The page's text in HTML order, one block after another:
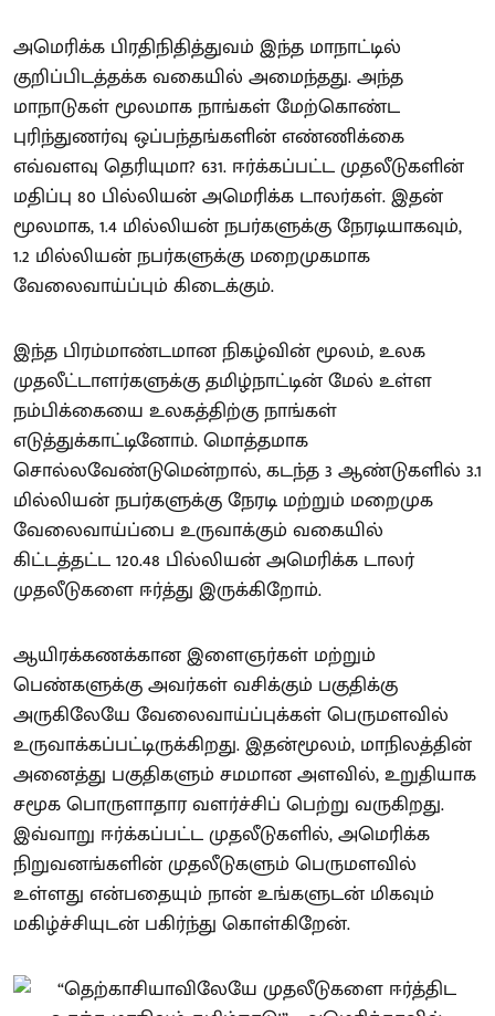
அமெரிக்க பிரதிநிதித்துவம் இந்த மாநாட்டில்
குறிப்பிடத்தக்க வகையில் அமைந்தது. அந்த
மாநாடுகள் மூலமாக நாங்கள் மேற்கொண்ட
புரிந்துணர்வு ஒப்பந்தங்களின் எண்ணிக்கை
எவ்வளவு தெரியுமா? 631. ஈர்க்கப்பட்ட முதலீடுகளின்
மதிப்பு 80 பில்லியன் அமெரிக்க டாலர்கள். இதன்
மூலமாக, 1.4 மில்லியன் நபர்களுக்கு நேரடியாகவும்,
1.2 மில்லியன் நபர்களுக்கு மறைமுகமாக
வேலைவாய்ப்பும் கிடைக்கும்.
இந்த பிரம்மாண்டமான நிகழ்வின் மூலம், உலக
முதலீட்டாளர்களுக்கு தமிழ்நாட்டின் மேல் உள்ள
நம்பிக்கையை உலகத்திற்கு நாங்கள்
எடுத்துக்காட்டினோம். மொத்தமாக
சொல்லவேண்டுமென்றால், கடந்த 3 ஆண்டுகளில் 3.1
மில்லியன் நபர்களுக்கு நேரடி மற்றும் மறைமுக
வேலைவாய்ப்பை உருவாக்கும் வகையில்
கிட்டத்தட்ட 120.48 பில்லியன் அமெரிக்க டாலர்
முதலீடுகளை ஈர்த்து இருக்கிறோம்.
ஆயிரக்கணக்கான இளைஞர்கள் மற்றும்
பெண்களுக்கு அவர்கள் வசிக்கும் பகுதிக்கு
அருகிலேயே வேலைவாய்ப்புக்கள் பெருமளவில்
உருவாக்கப்பட்டிருக்கிறது. இதன்மூலம், மாநிலத்தின்
அனைத்து பகுதிகளும் சமமான அளவில், உறுதியாக
சமூக பொருளாதார வளர்ச்சிப் பெற்று வருகிறது.
இவ்வாறு ஈர்க்கப்பட்ட முதலீடுகளில், அமெரிக்க
நிறுவனங்களின் முதலீடுகளும் பெருமளவில்
உள்ளது என்பதையும் நான் உங்களுடன் மிகவும்
மகிழ்ச்சியுடன் பகிர்ந்து கொள்கிறேன்.